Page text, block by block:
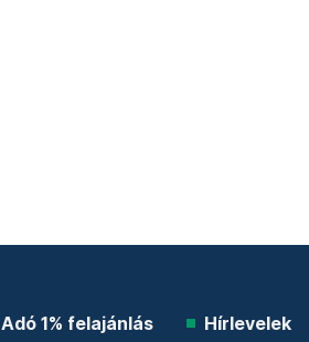
Adó 1% felajánlás Hírlevelek